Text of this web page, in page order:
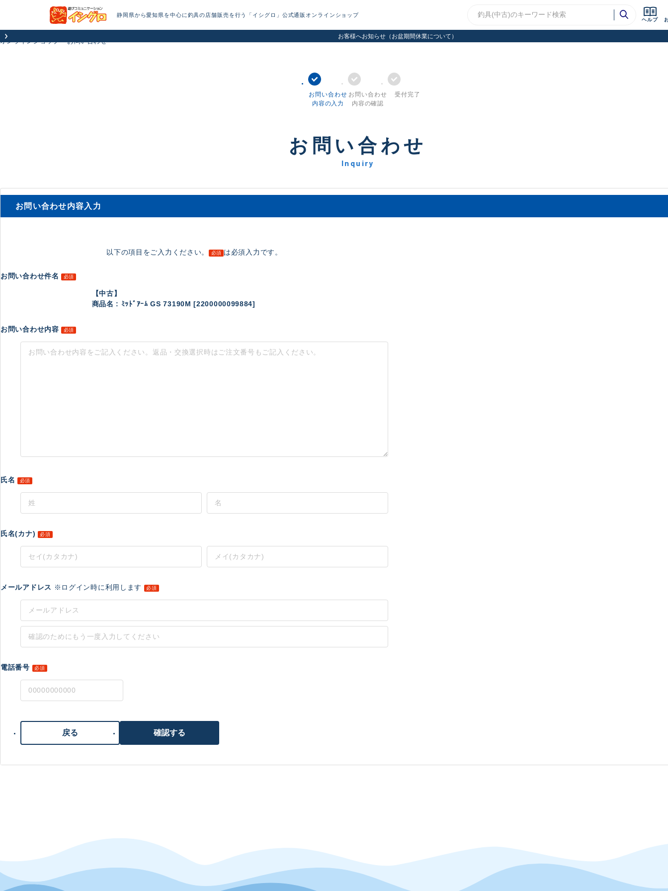
静岡県から愛知県を中心に釣具の店舗販売を行う「イシグロ」公式通販オンラインショップ
ヘルプ
お客様へお知らせ（お盆期間休業について）
オンラインショップ お問い合わせ
お問い合わせ
内容の入力
お問い合わせ
内容の確認
受付完了
お問い合わせ
Inquiry
お問い合わせ内容入力
以下の項目をご入力ください。 必須 は必須入力です。
お問い合わせ件名 必須
【中古】
商品名 : ﾐｯﾄﾞｱｰﾑ GS 73190M [2200000099884]
お問い合わせ内容 必須
氏名 必須
氏名(カナ) 必須
メールアドレス ※ログイン時に利用します 必須
電話番号 必須
戻る 確認する